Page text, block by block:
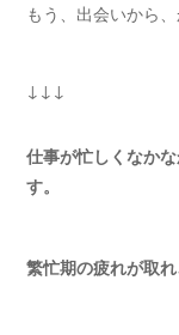
もう、出会いから
↓↓↓
仕事が忙しくなか
す。
繁忙期の疲れが取